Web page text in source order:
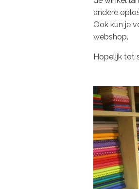
andere
Ook kun je
webshop.
Hopelijk tot